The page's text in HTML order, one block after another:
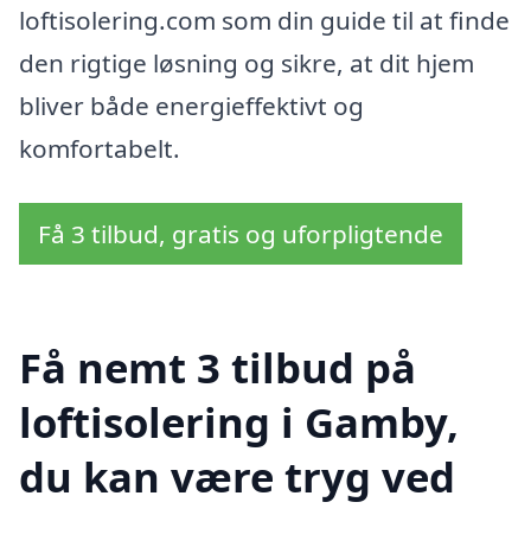
loftisolering.com som din guide til at finde
den rigtige løsning og sikre, at dit hjem
bliver både energieffektivt og
komfortabelt.
Få 3 tilbud, gratis og uforpligtende
Få nemt 3 tilbud på
loftisolering i Gamby,
du kan være tryg ved